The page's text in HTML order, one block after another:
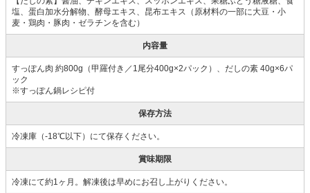
塩、蛋白加水分解物、酵母エキス、昆布エキス（原材料の一部に大豆・小
麦・鶏肉・豚肉・ゼラチンを含む）
内容量
すっぽん肉 約800g（甲羅付き／1尾分400g×2パック）、だしの素 40g×6パ
ック
※すっぽん鍋レシピ付
保存方法
冷凍庫（-18℃以下）にて保存ください。
賞味期限
冷凍にて約1ヶ月。解凍後は早めにお召し上がりください。